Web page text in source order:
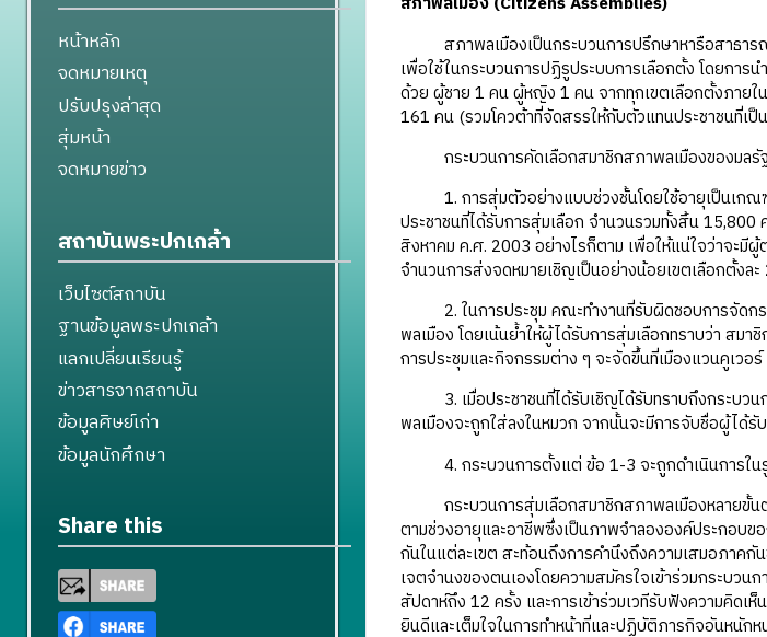
สภาพลเมืองเป็นกระบวนการปรึกษาหารือสาธาร
เพื่อใช้ในกระบวนการปฏิรูประบบการเลือกตั้ง โดยกา
ด้วย ผู้ชาย 1 คน ผู้หญิง 1 คน จากทุกเขตเลือกตั้งภาย
161 คน (รวมโควต้าที่จัดสรรให้กับตัวแทนประชาชนที่เ
กระบวนการคัดเลือกสมาชิกสภาพลเมืองของมลรั
1. การสุ่มตัวอย่างแบบช่วงชั้นโดยใช้อายุเป็นเกณฑ์
ประชาชนที่ได้รับการสุ่มเลือก จำนวนรวมทั้งสิ้น 15,800
สิงหาคม ค.ศ. 2003 อย่างไรก็ตาม เพื่อให้แน่ใจว่าจะมี
จำนวนการส่งจดหมายเชิญเป็นอย่างน้อยเขตเลือกตั้งละ
2. ในการประชุม คณะทำงานที่รับผิดชอบการจัดกร
พลเมือง โดยเน้นย้ำให้ผู้ได้รับการสุ่มเลือกทราบว่า สม
การประชุมและกิจกรรมต่าง ๆ จะจัดขึ้นที่เมืองแวนคูเวอร์
3. เมื่อประชาชนที่ได้รับเชิญได้รับทราบถึงกระบวนก
พลเมืองจะถูกใส่ลงในหมวก จากนั้นจะมีการจับชื่อผู้ได้
4. กระบวนการตั้งแต่ ข้อ 1-3 จะถูกดำเนินการใน
กระบวนการสุ่มเลือกสมาชิกสภาพลเมืองหลายขั้นต
ตามช่วงอายุและอาชีพซึ่งเป็นภาพจำลององค์ประกอบ
กันในแต่ละเขต สะท้อนถึงการคำนึงถึงความเสมอภาค
เจตจำนงของตนเองโดยความสมัครใจเข้าร่วมกระบว
สัปดาห์ถึง 12 ครั้ง และการเข้าร่วมเวทีรับฟังความคิดเ
ยินดีและเต็มใจในการทำหน้าที่และปฏิบัติภารกิจอันหนัก
หน้าหลัก
จดหมายเหตุ
ปรับปรุงล่าสุด
สุ่มหน้า
จดหมายข่าว
สถาบันพระปกเกล้า
เว็บไซต์สถาบัน
ฐานข้อมูลพระปกเกล้า
แลกเปลี่ยนเรียนรู้
ข่าวสารจากสถาบัน
ข้อมูลศิษย์เก่า
ข้อมูลนักศึกษา
Share this